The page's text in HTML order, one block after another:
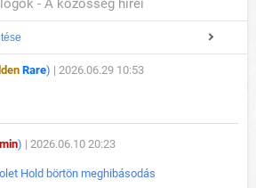
- A közösség hírei
Rare) | 2026.06.29 10:53
) | 2026.06.10 20:23
Hold börtön meghibásodás